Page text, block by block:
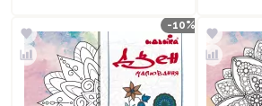
-10%